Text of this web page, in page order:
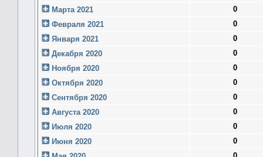
Марта 2021
0
Февраля 2021
0
Января 2021
0
Декабря 2020
0
Ноября 2020
0
Октября 2020
0
Сентября 2020
0
Августа 2020
0
Июля 2020
0
Июня 2020
0